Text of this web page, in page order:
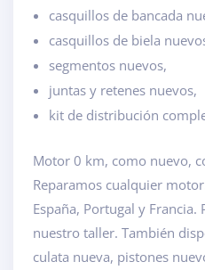
casquillos de bancada
casquillos de biela
segmentos nuevos,
juntas y retenes nuevos,
kit de distribución
Motor 0 km, como nuevo,
Reparamos cualquier
España, Portugal y
nuestro taller. También
culata nueva, pistones